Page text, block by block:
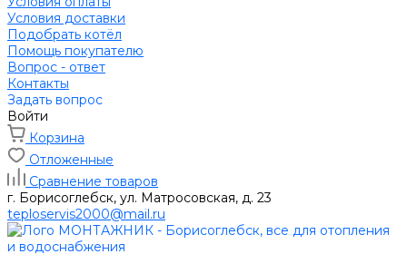
Условия доставки
Подобрать котёл
Помощь покупателю
Вопрос - ответ
Контакты
Задать вопрос
Войти
Корзина
Отложенные
Сравнение товаров
г. Борисоглебск, ул. Матросовская, д. 23
teploservis2000@mail.ru